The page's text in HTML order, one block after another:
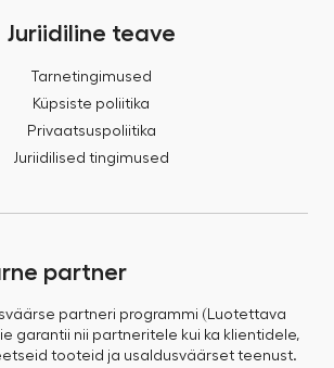
Juriidiline teave
Tarnetingimused
Küpsiste poliitika
Privaatsuspoliitika
Juriidilised tingimused
partner
partneri programmi (Luotettava
garantii nii partneritele kui ka klientidele,
tooteid ja usaldusväärset teenust.